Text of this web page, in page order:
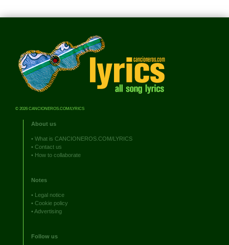
© 2026 CANCIONEROS.COM/LYRICS
About us
• What is CANCIONEROS.COM/LYRICS
• Contact us
• How to collaborate
Notes
• Legal notice
• Cookie policy
•Advertising
Follow us